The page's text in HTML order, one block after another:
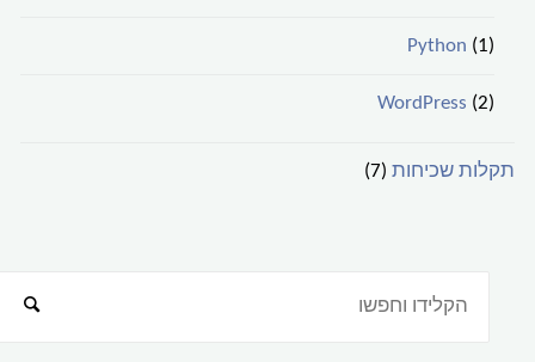
Python (1)
WordPress (2)
תקלות שכיחות (7)